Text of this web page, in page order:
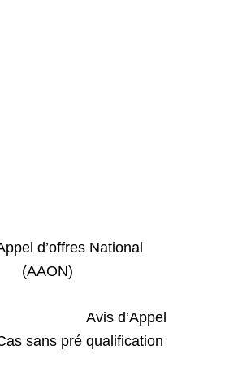
d’offres National
(AAON)
Avis d’Appel
sans pré qualification